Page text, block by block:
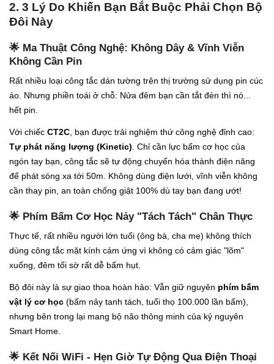
2. 3 Lý Do Khiến Bạn Bắt Buộc Phải Chọn Bộ
Đôi Này
🌟 Ma Thuật Công Nghệ: Không Dây & Vĩnh Viễn
Không Cần Pin
Rất nhiều loại công tắc dán tường trên thị trường sử dụng pin cúc
áo. Nhưng phiền toái ở chỗ: Nửa đêm bạn cần tắt đèn thì nó...
hết pin.
Với chiếc CT2C , bạn được trải nghiệm thứ công nghệ đỉnh cao:
Tự phát năng lượng (Kinetic) . Chỉ cần lực bấm cơ học của
ngón tay bạn, công tắc sẽ tự động chuyển hóa thành điện năng
để phát sóng xa tới 50m. Không dùng điện lưới, vĩnh viễn không
cần thay pin, an toàn chống giật 100% dù tay bạn đang ướt!
🌟 Phím Bấm Cơ Học Nảy "Tách Tách" Chân Thực
Thực tế, rất nhiều người lớn tuổi (ông bà, cha mẹ) không thích
dùng công tắc mặt kính cảm ứng vì không có cảm giác "lõm"
xuống, đêm tối sờ rất dễ bấm hụt.
Bộ đôi này là sự giao thoa hoàn hảo: Vẫn giữ nguyên phím bấm
vật lý cơ học (bấm nảy tanh tách, tuổi thọ 100.000 lần bấm),
nhưng bên trong lại mang bộ não thông minh của kỷ nguyên
Smart Home.
🌟 Kết Nối WiFi - Hẹn Giờ Tự Động Qua Điện Thoại